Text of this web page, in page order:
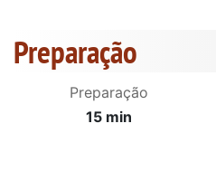
Preparação
Preparação
15 min